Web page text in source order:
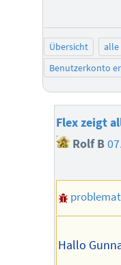
Übersicht alle
Benutzerkonto
Flex zeigt
Rolf B
Hallo